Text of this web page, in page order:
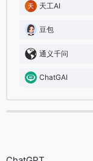
天工AI
豆包
通义千问
ChatGAI